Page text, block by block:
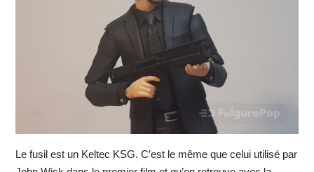
Le fusil est un Keltec KSG. C’est le même que celui utilisé par